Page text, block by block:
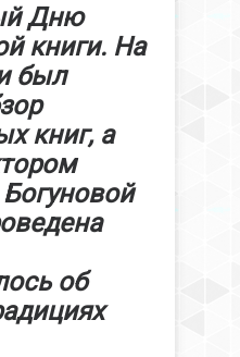
Дню
книги. На
был
книг, а
об